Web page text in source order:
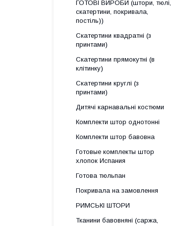
ГОТОВІ ВИРОБИ (штори, тюлі,
скатертини, покривала,
постіль))
Скатертини квадратні (з
принтами)
Скатертини прямокутні (в
клітинку)
Скатертини круглі (з
принтами)
Дитячі карнавальні костюми
Комплекти штор однотонні
Комплекти штор бавовна
Готовые комплекты штор
хлопок Испания
Готова тюльпан
Покривала на замовлення
РИМСЬКІ ШТОРИ
Тканини бавовняні (саржа,